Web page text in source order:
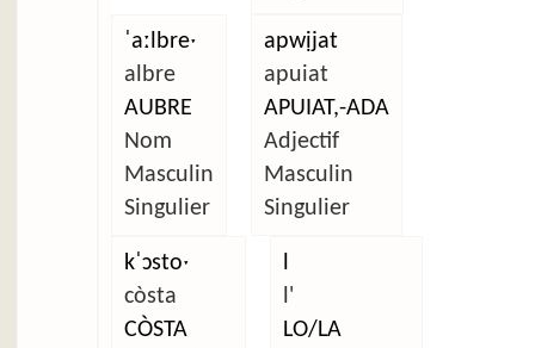
ˈaːlbreˑ
albre
AUBRE
Nom
Masculin
Singulier
apwịjat
apuiat
APUIAT,-ADA
Adjectif
Masculin
Singulier
kˈɔstoˑ
còsta
CÒSTA
l'
LO/LA